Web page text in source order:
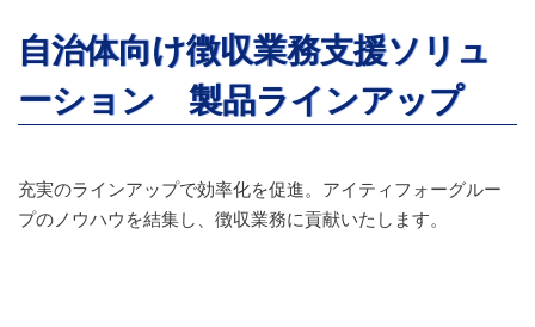
自治体向け徴収業務支援ソリュ
ーション 製品ラインアップ
充実のラインアップで効率化を促進。アイティフォーグルー
プのノウハウを結集し、徴収業務に貢献いたします。